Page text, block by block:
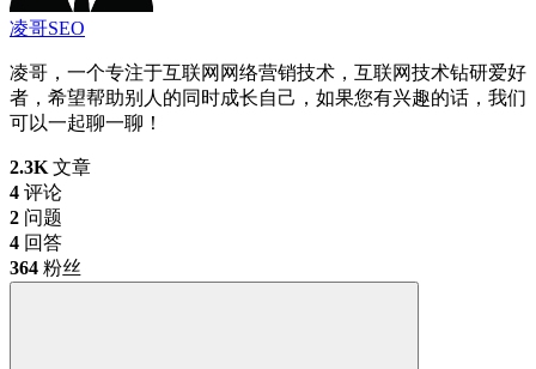
凌哥SEO
凌哥，一个专注于互联网网络营销技术，互联网技术钻研爱好
者，希望帮助别人的同时成长自己，如果您有兴趣的话，我们
可以一起聊一聊！
2.3K 文章
4 评论
2 问题
4 回答
364 粉丝